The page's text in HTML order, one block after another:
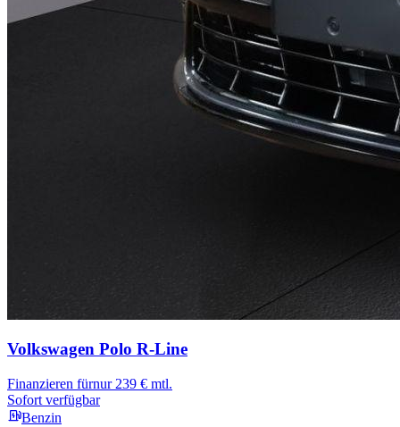
Volkswagen Polo R-Line
Finanzieren fürnur 239 € mtl.
Sofort verfügbar
Benzin